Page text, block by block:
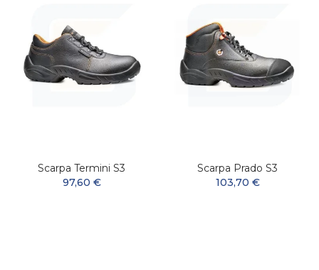
Scarpa Termini S3
97,60 €
Scarpa Prado S3
103,70 €